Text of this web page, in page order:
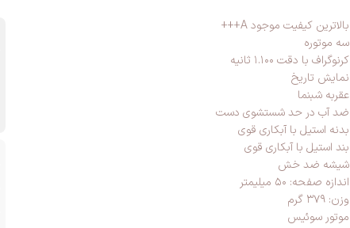
بالاترین کیفیت موجود A+++
سه موتوره
کرنوگراف با دقت ۱.۱۰۰ ثانیه
نمایش تاریخ
عقربه شبنما
ضد آب در حد شستشوى دست
بدنه استیل با آبکاری قوی
بند استیل با آبکاری قوی
شیشه ضد خش
اندازه صفحه: ۵۰ میلیمتر
وزن: ۳۷۹ گرم
موتور سوئیس